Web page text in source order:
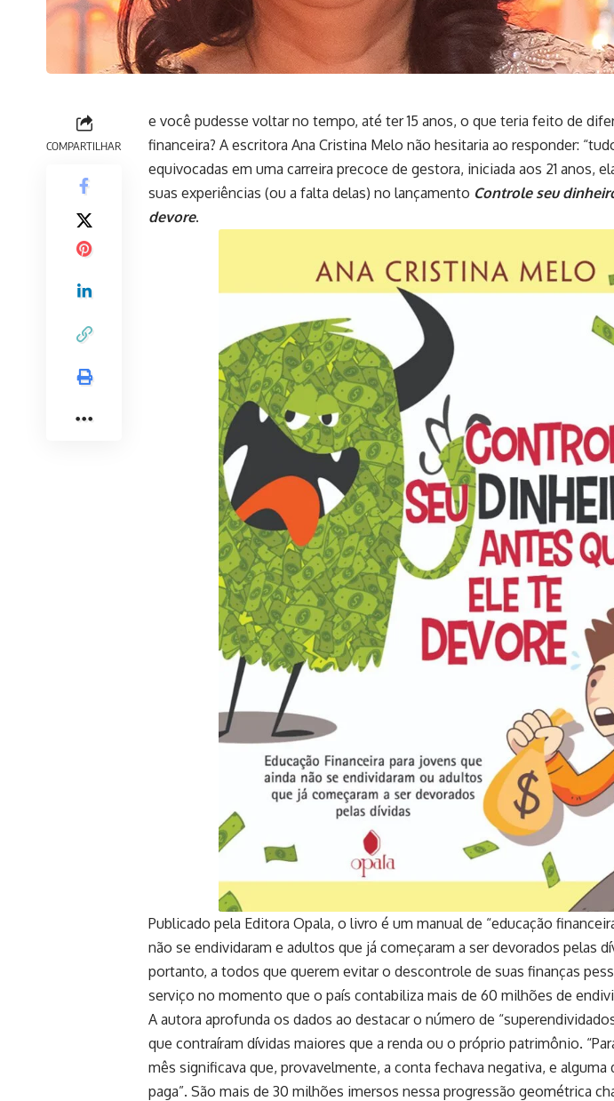
COMPARTILHAR
e você pudesse voltar no tempo, até ter 15 anos, o que teria feito de
financeira? A escritora Ana Cristina Melo não hesitaria ao responder:
equivocadas em uma carreira precoce de gestora, iniciada aos 21 anos,
suas experiências (ou a falta delas) no lançamento Controle seu
devore.
Publicado pela Editora Opala, o livro é um manual de “educação
não se endividaram e adultos que já começaram a ser devorados pelas
portanto, a todos que querem evitar o descontrole de suas finanças
serviço no momento que o país contabiliza mais de 60 milhões de
A autora aprofunda os dados ao destacar o número de
que contraíram dívidas maiores que a renda ou o próprio patrimônio.
mês significava que, provavelmente, a conta fechava negativa, e alguma
paga”. São mais de 30 milhões imersos nessa progressão geométrica